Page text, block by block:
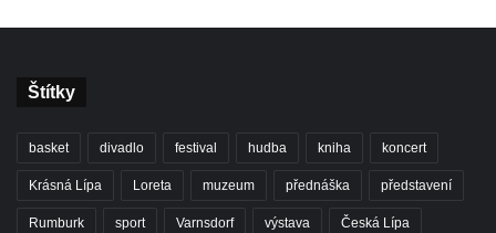
Štítky
basket divadlo festival hudba kniha koncert
Krásná Lípa Loreta muzeum přednáška představení
Rumburk sport Varnsdorf výstava Česká Lípa